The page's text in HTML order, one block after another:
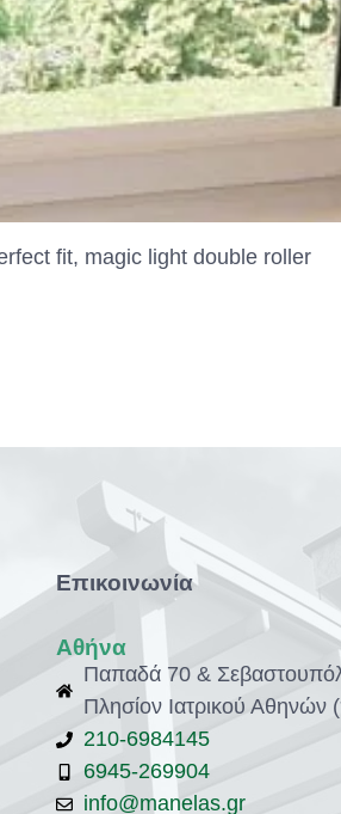
fit, magic light double roller
Επικοινωνία
Αθήνα
Παπαδά 70 &
Πλησίον Ιατρικού
210-6984145
6945-269904
info@manelas.gr